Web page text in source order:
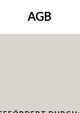
AGB